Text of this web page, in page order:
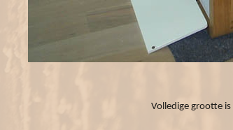
Volledige grootte is